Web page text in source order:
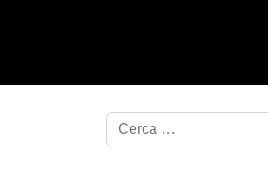
Cerca nel blog...